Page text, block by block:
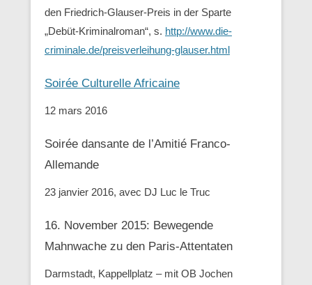
den Friedrich-Glauser-Preis in der Sparte
„Debüt-Kriminalroman“, s. http://www.die-
criminale.de/preisverleihung-glauser.html
Soirée Culturelle Africaine
12 mars 2016
Soirée dansante de l’Amitié Franco-
Allemande
23 janvier 2016, avec DJ Luc le Truc
16. November 2015: Bewegende
Mahnwache zu den ‪Paris-Attentaten
Darmstadt, Kappellplatz – mit OB Jochen